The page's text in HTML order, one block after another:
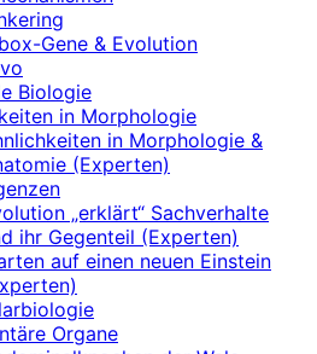
Gene & Evolution
Biologie
in Morphologie
in Morphologie &
(Experten)
„erklärt“ Sachverhalte
ihr Gegenteil (Experten)
auf einen neuen Einstein
Organe